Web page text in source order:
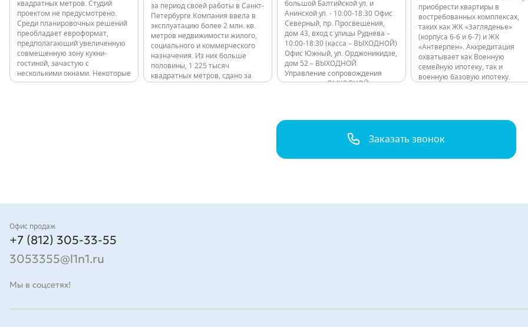
квадратных метров. Студий
проектом не предусмотрено.
Среди планировочных решений
преобладает евроформат,
предполагающий увеличенную
совмещенную зону кухни-
гостиной, зачастую с
несколькими окнами. Некоторые
квартиры имеют мастер-
за период своей работы в Санкт-
Петербурге Компания ввела в
эксплуатацию более 2 млн. кв.
метров недвижимости жилого,
социального и коммерческого
назначения. Из них больше
половины, 1 225 тысяч
квадратных метров, сдано за
большой Балтийской ул. и
Анинской ул. - 10:00-18:30 Офис
Северный, пр. Просвещения,
дом 43, вход с улицы Руднева –
10:00-18:30 (касса – ВЫХОДНОЙ)
Офис Южный, ул. Орджоникидзе,
дом 52 – ВЫХОДНОЙ
Управление сопровождения
договоров – ВЫХОДНОЙ
приобрести квартиры в
востребованных комплексах,
таких как ЖК «Загляденье»
(корпуса 6-6 и 6-7) и ЖК
«Антверпен». Аккредитация
охватывает как Военную
семейную ипотеку, так и
военную базовую ипотеку.
подходящий для себя вариант
квартир. ЖК «Загляденье» –…
Заказать звонок
Контакты
Офис продаж
+7 (812) 305-33-55
3053355@l1n1.ru
Мы в соцсетях!